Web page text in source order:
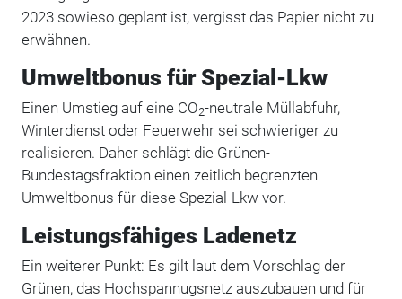
2023 sowieso geplant ist, vergisst das Papier nicht zu
erwähnen.
Umweltbonus für Spezial-Lkw
Einen Umstieg auf eine CO2-neutrale Müllabfuhr,
Winterdienst oder Feuerwehr sei schwieriger zu
realisieren. Daher schlägt die Grünen-
Bundestagsfraktion einen zeitlich begrenzten
Umweltbonus für diese Spezial-Lkw vor.
Leistungsfähiges Ladenetz
Ein weiterer Punkt: Es gilt laut dem Vorschlag der
Grünen, das Hochspannugsnetz auszubauen und für